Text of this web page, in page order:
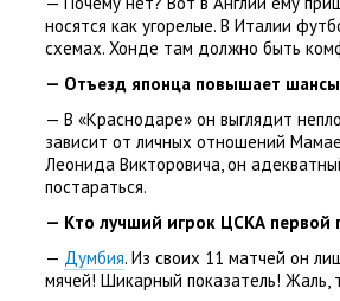
носятся как угорелые. В Италии
схемах. Хонде там должно быть
— Отъезд японца повышает
— В «Краснодаре» он выглядит
зависит от личных отношений
Леонида Викторовича, он
постараться.
— Кто лучший игрок ЦСКА первой
— Думбия. Из своих 11 матчей он
мячей! Шикарный показатель! Жаль,